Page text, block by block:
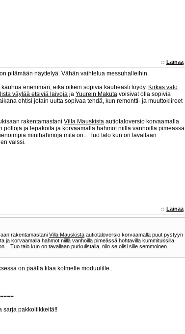
:: Lainaa
pitämään näyttelyä. Vähän vaihtelua messuhalleihin.
enemmän, eikä oikein sopivia kauheasti löydy. Kirkas valo
väylää etsiviä laivoja ja Yuurein Makuta voisivat olla sopivia
ehtisi jotain uutta sopivaa tehdä, kun remontti- ja muuttokiireet
rakentamastani Villa Mauskista autiotaloversio korvaamalla
ja lepakoita ja korvaamalla hahmot niillä vanhoilla pimeässä
minihahmoja mitä on... Tuo talo kun on tavallaan
valssi.
:: Lainaa
rakentamastani Villa Mauskista autiotaloversio korvaamalla puut pystyyn
ja korvaamalla hahmot niillä vanhoilla pimeässä hohtavilla kummituksilla,
Tuo talo kun on tavallaan purkulistalla, niin se olisi sille semmoinen
on päällä tilaa kolmelle moduulille...
sarja pakkoliikkeitä!!